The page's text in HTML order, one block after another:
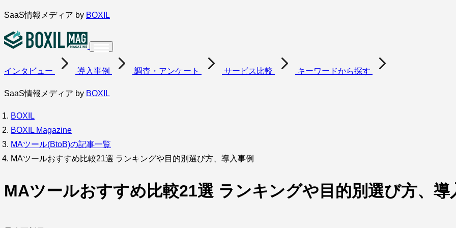
内
を
キ
SaaS情報メディア by BOXIL
インタビュー 導入事例 調査・アンケート サービス比較 キーワードから探す
SaaS情報メディア by BOXIL
BOXIL
BOXIL Magazine
MAツール(BtoB)の記事一覧
MAツールおすすめ比較21選 ランキングや目的別選び方、導入事例
MAツールおすすめ比較21選 ランキングや目的別選び方、導